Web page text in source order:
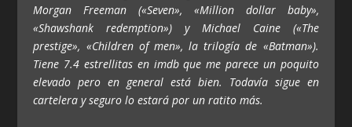
Morgan Freeman («Seven», «Million dollar baby»,
«Shawshank redemption») y Michael Caine («The
prestige», «Children of men», la trilogía de «Batman»).
Tiene 7.4 estrellitas en imdb que me parece un poquito
elevado pero en general está bien. Todavía sigue en
cartelera y seguro lo estará por un ratito más.